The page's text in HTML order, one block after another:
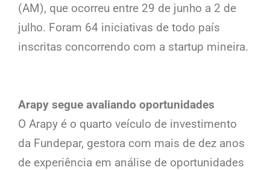
(AM), que ocorreu entre 29 de junho a 2 de
julho. Foram 64 iniciativas de todo país
inscritas concorrendo com a startup mineira.
Arapy segue avaliando oportunidades
O Arapy é o quarto veículo de investimento
da Fundepar, gestora com mais de dez anos
de experiência em análise de oportunidades